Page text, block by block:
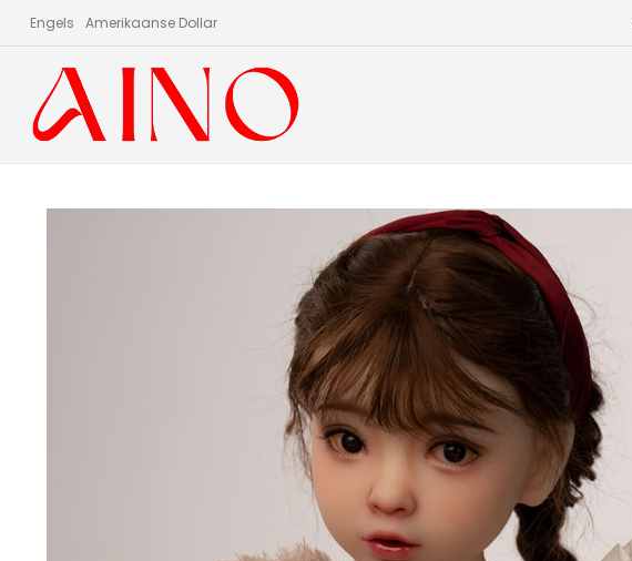
Engels Amerikaanse Dollar